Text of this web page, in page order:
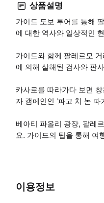
상품설명
가이드 도보 투어를 통해
에 대한 역사와 일상적인
가이드와 함께 팔레르모
에 의해 살해된 검사와 판
카사로를 따라가다 보면
자 캠페인인 '파고 치 논
베아티 파올리 광장, 팔레
요. 가이드의 팁을 통해 여
이용정보